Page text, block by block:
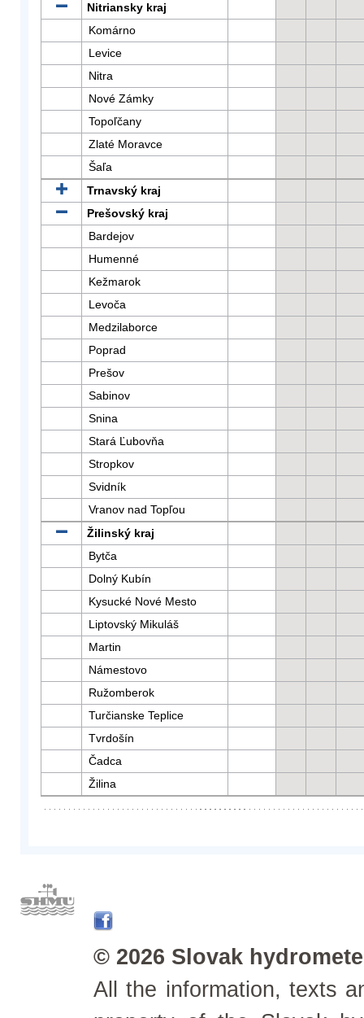
Nitriansky kraj
Komárno
Levice
Nitra
Nové Zámky
Topoľčany
Zlaté Moravce
Šaľa
Trnavský kraj
Prešovský kraj
Bardejov
Humenné
Kežmarok
Levoča
Medzilaborce
Poprad
Prešov
Sabinov
Snina
Stará Ľubovňa
Stropkov
Svidník
Vranov nad Topľou
Žilinský kraj
Bytča
Dolný Kubín
Kysucké Nové Mesto
Liptovský Mikuláš
Martin
Námestovo
Ružomberok
Turčianske Teplice
Tvrdošín
Čadca
Žilina
© 2026 Slovak
All the information, texts